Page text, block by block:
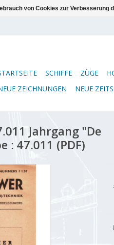
SCHIFFE ZÜGE
ZEICHNUNGEN
NEUE
Jahrgang "De
: 47.011 (PDF)
von Cookies zur Verbesserung